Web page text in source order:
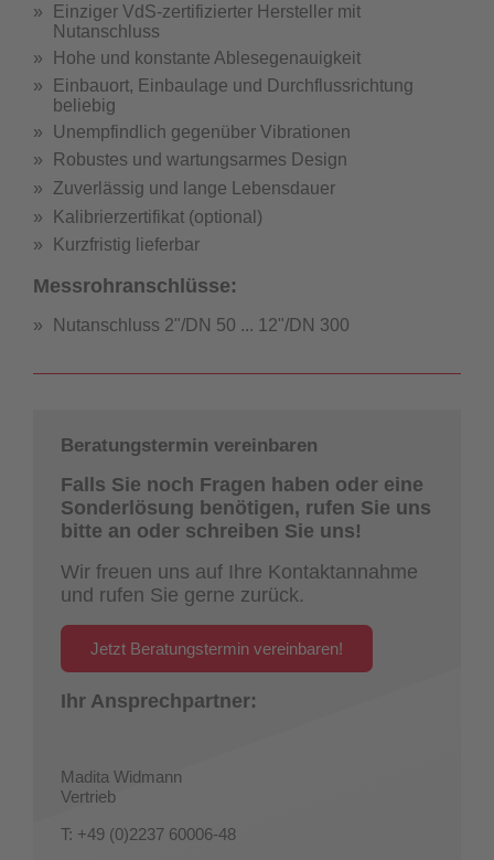
Einziger VdS-zertifizierter Hersteller mit
Nutanschluss
Hohe und konstante Ablesegenauigkeit
Einbauort, Einbaulage und Durchflussrichtung
beliebig
Unempfindlich gegenüber Vibrationen
Robustes und wartungsarmes Design
Zuverlässig und lange Lebensdauer
Kalibrierzertifikat (optional)
Kurzfristig lieferbar
Messrohranschlüsse:
Nutanschluss 2"/DN 50 ... 12"/DN 300
Beratungstermin vereinbaren
Falls Sie noch Fragen haben oder eine
Sonderlösung benötigen, rufen Sie uns
bitte an oder schreiben Sie uns!
Wir freuen uns auf Ihre Kontaktannahme
und rufen Sie gerne zurück.
Jetzt Beratungstermin vereinbaren!
Ihr Ansprechpartner:
Madita Widmann
Vertrieb
T: +49 (0)2237 60006-48